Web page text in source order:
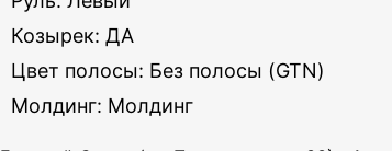
Козырек: ДА
Цвет полосы: Без полосы (GTN)
Молдинг: Молдинг